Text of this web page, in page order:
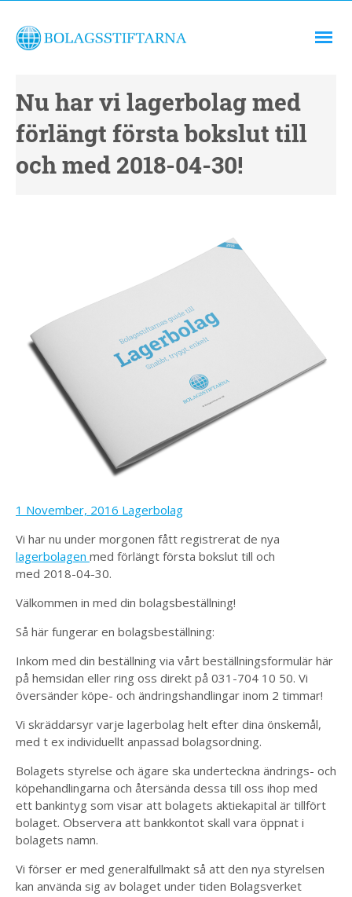
Nu har vi lagerbolag med
förlängt första bokslut till
och med 2018-04-30!
1 November, 2016 Lagerbolag
Vi har nu under morgonen fått registrerat de nya
lagerbolagen med förlängt första bokslut till och
med 2018-04-30.
Välkommen in med din bolagsbeställning!
Så här fungerar en bolagsbeställning:
Inkom med din beställning via vårt beställningsformulär här
på hemsidan eller ring oss direkt på 031-704 10 50. Vi
översänder köpe- och ändringshandlingar inom 2 timmar!
Vi skräddarsyr varje lagerbolag helt efter dina önskemål,
med t ex individuellt anpassad bolagsordning.
Bolagets styrelse och ägare ska underteckna ändrings- och
köpehandlingarna och återsända dessa till oss ihop med
ett bankintyg som visar att bolagets aktiekapital är tillfört
bolaget. Observera att bankkontot skall vara öppnat i
bolagets namn.
Vi förser er med generalfullmakt så att den nya styrelsen
kan använda sig av bolaget under tiden Bolagsverket